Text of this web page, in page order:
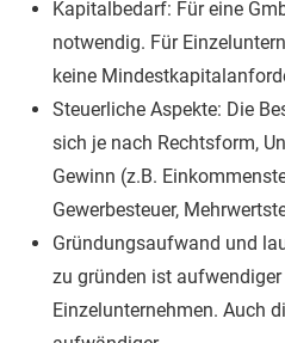
Kapitalbedarf: Für eine
notwendig. Für
keine
Steuerliche Aspekte: Die
sich je nach Rechtsform,
Gewinn (z.B.
Gewerbesteuer,
Gründungsaufwand und
zu gründen ist
Einzelunternehmen. Auch